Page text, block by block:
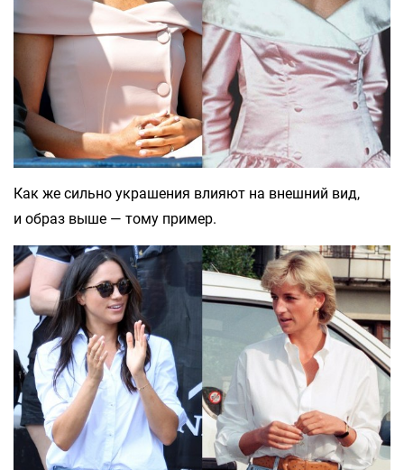
Как же сильно украшения влияют на внешний вид,
и образ выше — тому пример.